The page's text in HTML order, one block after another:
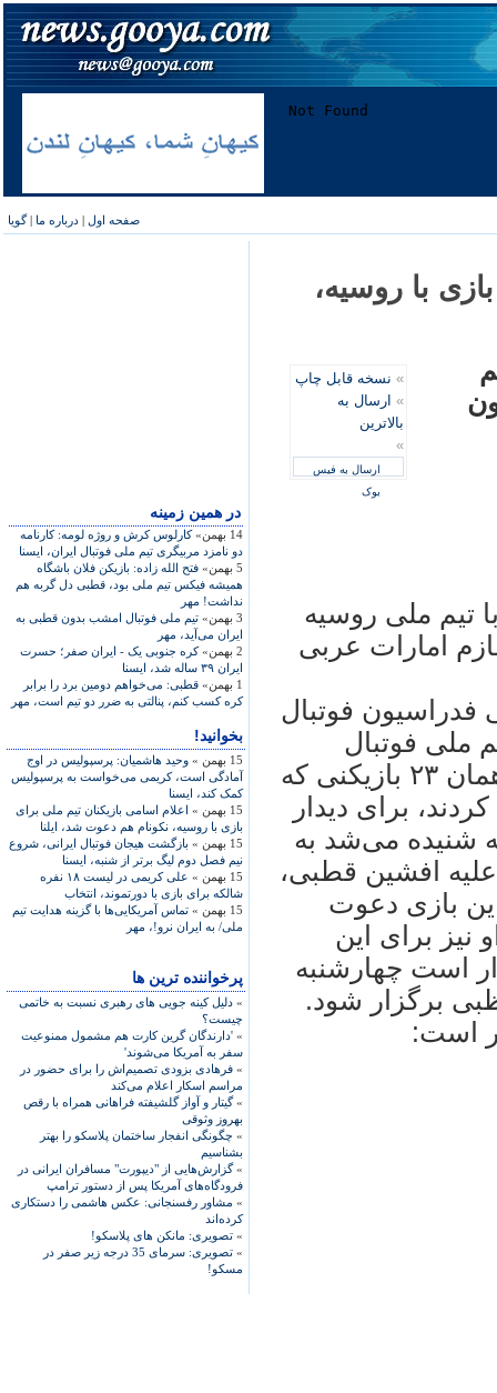
صفحه اول | درباره ما |گویا
در همين زمينه
14 بهمن»
کارلوس کرش و روژه لومه: کارنامه
دو نامزد مربيگری تيم ملی فوتبال ايران، ايسنا
5 بهمن»
فتح الله زاده: بازيکن فلان باشگاه
هميشه فيکس تيم ملی بود، قطبی دل گربه هم
نداشت! مهر
3 بهمن»
تيم ملی فوتبال امشب بدون قطبی به
ايران می‌آيد، مهر
2 بهمن»
کره جنوبی يک - ايران صفر؛ حسرت
ايران ‌٣٩ ساله شد، ايسنا
1 بهمن»
قطبی: می‌خواهم دومين برد را برابر
کره کسب کنم، پنالتی به ضرر دو تيم است، مهر
بخوانید!
15 بهمن »
وحيد هاشميان: پرسپوليس در اوج
آمادگی است، کريمی می‌خواست به پرسپوليس
کمک کند، ايسنا
15 بهمن »
اعلام اسامی بازيکنان تيم ملی برای
بازی با روسيه، نکونام هم دعوت شد، ايلنا
15 بهمن »
بازگشت هيجان فوتبال ايرانی، شروع
نيم فصل دوم ليگ برتر از شنبه، ايسنا
15 بهمن »
علی کريمی در ليست ۱۸ نفره
شالکه برای بازی با دورتموند، انتخاب
15 بهمن »
تماس آمریکایی‌ها با گزینه هدایت تیم
ملی/ به ایران نرو!، مهر
پرخواننده ترین ها
» دلیل کینه جویی های رهبری نسبت به خاتمی
چیست؟
» 'دارندگان گرین کارت هم مشمول ممنوعیت
سفر به آمریکا می‌شوند'
» فرهادی بزودی تصمیم‌اش را برای حضور در
مراسم اسکار اعلام می‌کند
»گیتار و آواز گلشیفته فراهانی همراه با رقص
بهروز وثوقی
» چگونگی انفجار ساختمان پلاسکو را بهتر
بشناسیم
»گزارش‌هایی از "دیپورت" مسافران ایرانی در
فرودگاه‌های آمریکا پس از دستور ترامپ
» مشاور رفسنجانی: عکس هاشمی را دستکاری
کرده‌اند
» تصویری: مانکن های پلاسکو!
»
تصویری: سرمای 35 درجه زیر صفر در
مسکو!
با روسيه،
» نسخه قابل چاپ
» ارسال به
بالاترین
»
ارسال به فیس
بوک
تيم ملی روسيه
با ۲۳ بازيکن عازم امارات عربی
فدراسيون فوتبال
ملی فوتبال
ايران و با هماهنگی فدراسيون فوتبال، همان ۲۳ بازيکنی که
برای ديدار
شنيده می‌شد به
عليه افشين قطبی،
بازی دعوت
نيز برای اين
است چهارشنبه
برگزار شود.
است: